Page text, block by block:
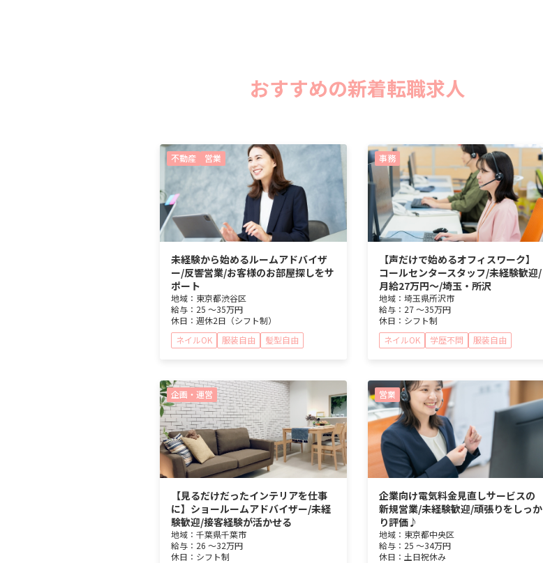
おすすめの新着転職求人
不動産 営業
未経験から始めるルームアドバイザ
ー/反響営業/お客様のお部屋探しをサ
ポート
地域： 東京都渋谷区
給与： 25 ～35万円
休日： 週休2日（シフト制）
ネイルOK
服装自由 髪型自由
事務
【声だけで始めるオフィスワーク】
コールセンタースタッフ/未経験歓迎/
月給27万円～/埼玉・所沢
地域： 埼玉県所沢市
給与： 27 ～35万円
休日： シフト制
ネイルOK
学歴不問 服装自由
企画・運営
【見るだけだったインテリアを仕事
に】ショールームアドバイザー/未経
験歓迎/接客経験が活かせる
地域： 千葉県千葉市
給与： 26 ～32万円
休日： シフト制
営業
企業向け電気料金見直しサービスの
新規営業/未経験歓迎/頑張りをしっか
り評価♪
地域： 東京都中央区
給与： 25 ～34万円
休日： 土日祝休み